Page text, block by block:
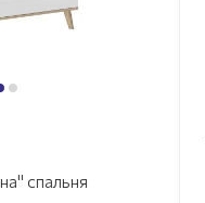
спальня